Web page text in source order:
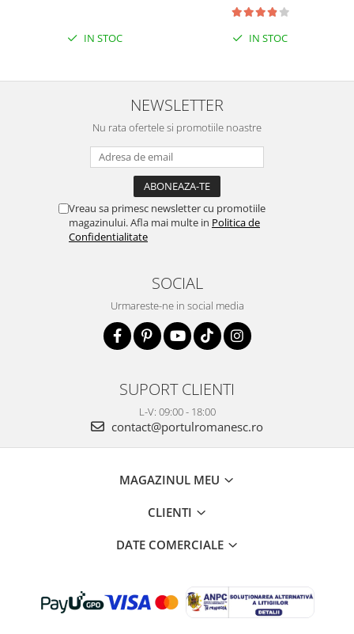
IN STOC IN STOC
NEWSLETTER
Nu rata ofertele si promotiile noastre
Vreau sa primesc newsletter cu promotiile
magazinului. Afla mai multe in Politica de
Confidentialitate
SOCIAL
Urmareste-ne in social media
SUPORT CLIENTI
L-V: 09:00 - 18:00
contact@portulromanesc.ro
MAGAZINUL MEU
CLIENTI
DATE COMERCIALE